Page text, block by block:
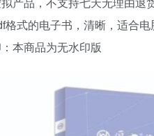
格式的电子书，清晰，适合
本商品为无水印版